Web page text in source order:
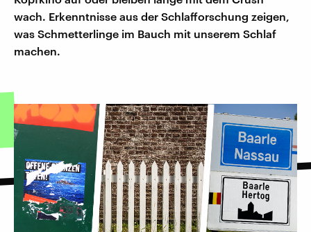
wach. Erkenntnisse aus der Schlafforschung zeigen,
was Schmetterlinge im Bauch mit unserem Schlaf
machen.